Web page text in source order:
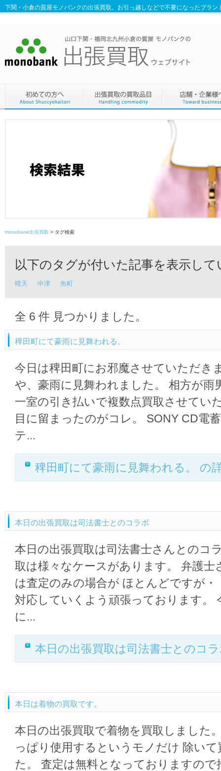
下関・小倉の質屋モノバンクの出張買取。お引っ越しなどで不要になったブラ
monobank出張買取 > タグ検索
以下のタグが付いた記事を表示して
晴天 中津 魚町
全 6 件 見つかりました。
稗田町にて豪雨に見舞われる。
今日は稗田町にお邪魔させていただき
や、豪雨に見舞われました。 相方が雨
一室の引き払いで複数点買取させてい
目に留まったのがコレ。 SONY CD電
テ...
稗田町にて豪雨に見舞われる。 の
本日の出張買取は司法書士とのコラボ
本日の出張買取は司法書士さんとのコ
取は様々なケースがあります。 弁護士
は査定のみの場合が ほとんどですが
対応していくよう頑張っております。
に...
本日の出張買取は司法書士とのコ
本日は着物の買取です。
本日の出張買取で着物を買取しました
っぱり使用するというモノだけ 除い
た。 査定は無料となっておりますので